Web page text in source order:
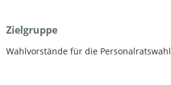
Zielgruppe
Wahlvorstände für die Personalratswahl